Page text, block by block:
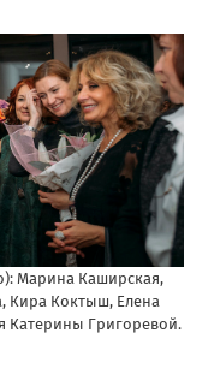
Марина Каширская,
Кира Коктыш, Елена
Катерины Григоревой.